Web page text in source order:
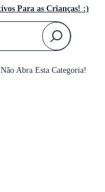
Para as Crianças! :)
Não Abra Esta Categoria!